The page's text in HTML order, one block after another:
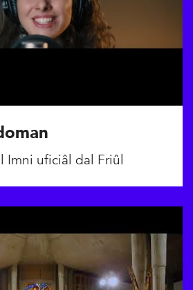
Imni uficiâl dal Friûl